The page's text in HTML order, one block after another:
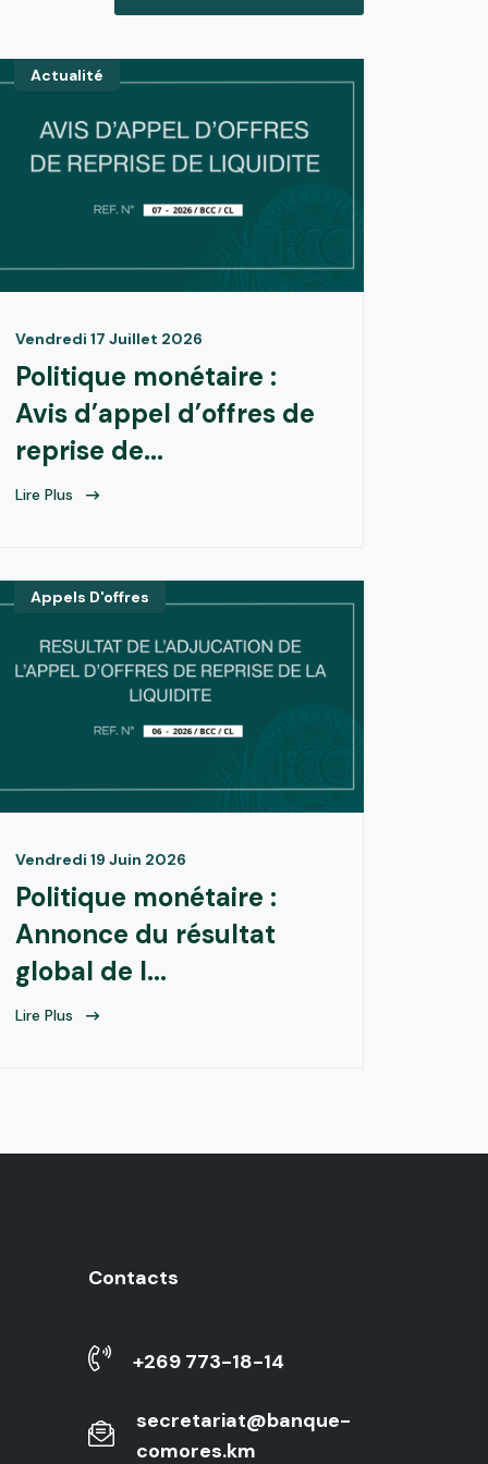
Actualité
Vendredi 17 Juillet 2026
Politique monétaire :
Avis d’appel d’offres de
reprise de...
Lire Plus
Appels D'offres
Vendredi 19 Juin 2026
Politique monétaire :
Annonce du résultat
global de l...
Lire Plus
Contacts
+269 773-18-14
secretariat@banque-
comores.km